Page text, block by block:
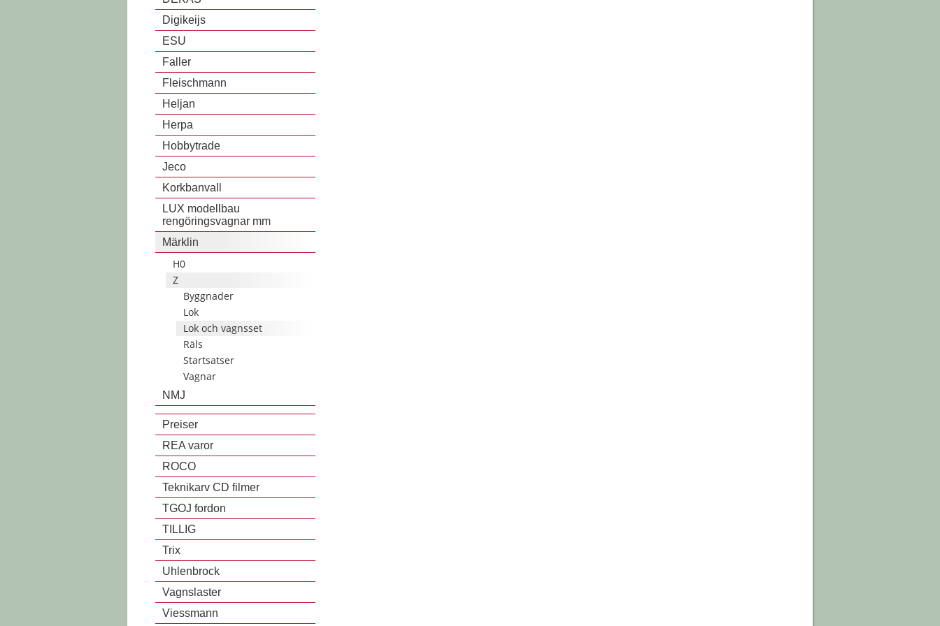
Digikeijs
ESU
Faller
Fleischmann
Heljan
Herpa
Hobbytrade
Jeco
Korkbanvall
LUX modellbau
rengöringsvagnar mm
Märklin
H0
Z
Byggnader
Lok
Lok och vagnsset
Räls
Startsatser
Vagnar
NMJ
Preiser
REA varor
ROCO
Teknikarv CD filmer
TGOJ fordon
TILLIG
Trix
Uhlenbrock
Vagnslaster
Viessmann